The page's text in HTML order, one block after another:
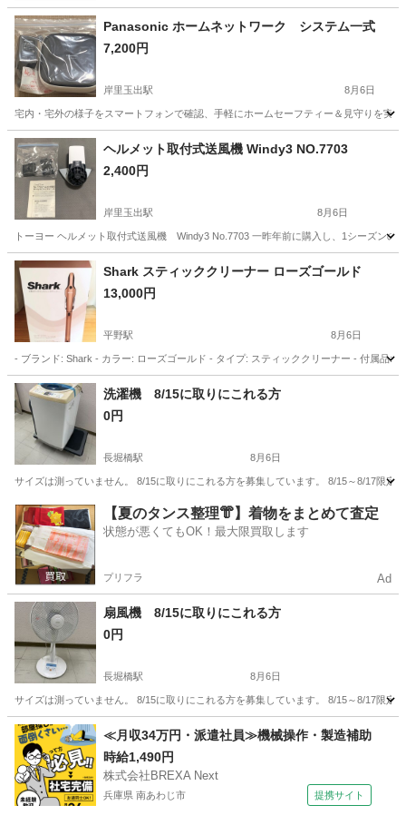
Panasonic ホームネットワーク システム一式
7,200円
岸里玉出駅 8月6日
宅内・宅外の様子をスマートフォンで確認、手軽にホームセーフティー＆見守りを実
大阪 大阪市 岸里玉出駅 生活家電
ヘルメット取付式送風機 Windy3 NO.7703
2,400円
岸里玉出駅 8月6日
トーヨー ヘルメット取付式送風機 Windy3 No.7703 一昨年前に購入し、1シーズンの
大阪 大阪市 季節、空調家電
Shark スティッククリーナー ローズゴールド
13,000円
平野駅 8月6日
- ブランド: Shark - カラー: ローズゴールド - タイプ: スティッククリーナー - 付属品:
大阪 大阪市 平野駅 生活家電
洗濯機 8/15に取りにこれる方
0円
長堀橋駅 8月6日
サイズは測っていません。 8/15に取りにこれる方を募集しています。 8/15～8/17限
大阪 大阪市 長堀橋駅 生活家電 台車
【夏のタンス整理👘】着物をまとめて査定
状態が悪くてもOK！最大限買取します
プリフラ Ad
扇風機 8/15に取りにこれる方
0円
長堀橋駅 8月6日
サイズは測っていません。 8/15に取りにこれる方を募集しています。 8/15～8/17限
大阪 大阪市 長堀橋駅 生活家電 スペース
≪月収34万円・派遣社員≫機械操作・製造補助
時給1,490円
株式会社BREXA Next
兵庫県 南あわじ市 提携サイト